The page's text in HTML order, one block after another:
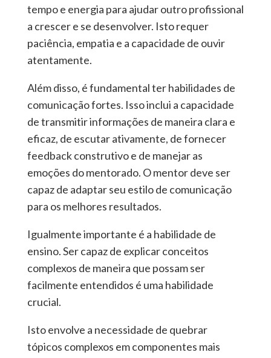
tempo e energia para ajudar outro profissional
a crescer e se desenvolver. Isto requer
paciência, empatia e a capacidade de ouvir
atentamente.
Além disso, é fundamental ter habilidades de
comunicação fortes. Isso inclui a capacidade
de transmitir informações de maneira clara e
eficaz, de escutar ativamente, de fornecer
feedback construtivo e de manejar as
emoções do mentorado. O mentor deve ser
capaz de adaptar seu estilo de comunicação
para os melhores resultados.
Igualmente importante é a habilidade de
ensino. Ser capaz de explicar conceitos
complexos de maneira que possam ser
facilmente entendidos é uma habilidade
crucial.
Isto envolve a necessidade de quebrar
tópicos complexos em componentes mais